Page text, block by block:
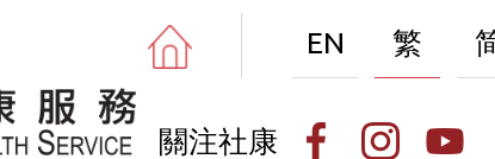
EN 繁
關注社康